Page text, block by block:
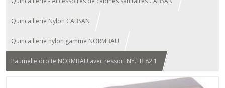
Quincaillerie Nylon CABSAN
Quincaillerie nylon gamme NORMBAU
Paumelle droite NORMBAU avec ressort NY.TB 82.1